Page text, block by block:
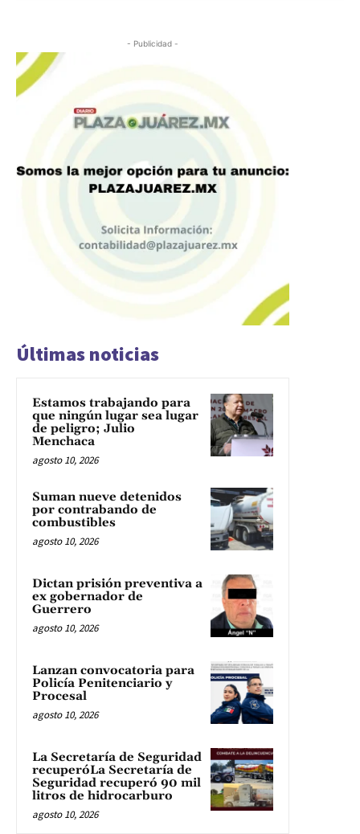
- Publicidad -
Últimas noticias
Estamos trabajando para
que ningún lugar sea lugar
de peligro; Julio
Menchaca
agosto 10, 2026
Suman nueve detenidos
por contrabando de
combustibles
agosto 10, 2026
Dictan prisión preventiva a
ex gobernador de
Guerrero
agosto 10, 2026
Lanzan convocatoria para
Policía Penitenciario y
Procesal
agosto 10, 2026
La Secretaría de Seguridad
recuperóLa Secretaría de
Seguridad recuperó 90 mil
litros de hidrocarburo
agosto 10, 2026